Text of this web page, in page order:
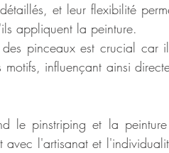
et leur flexibilité
appliquent la peinture.
pinceaux est crucial car
influençant ainsi
le pinstriping et la
avec l'artisanat et